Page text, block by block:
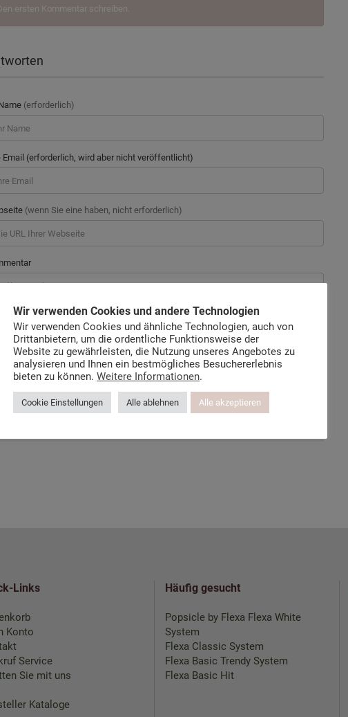
ersten Kommentar schreiben.
(erforderlich)
Email (erforderlich, wird aber nicht veröffentlicht)
(wenn Sie eine haben, nicht erforderlich)
Links
Konto
Service
Sie mit uns
Kataloge
Häufig gesucht
Popsicle by Flexa Flexa White
System
Flexa Classic System
Flexa Basic Trendy System
Flexa Basic Hit
Wir verwenden Cookies und andere Technologien
Wir verwenden Cookies und ähnliche Technologien, auch von
Drittanbietern, um die ordentliche Funktionsweise der
Website zu gewährleisten, die Nutzung unseres Angebotes zu
analysieren und Ihnen ein bestmögliches Besuchererlebnis
bieten zu können. Weitere Informationen.
Cookie Einstellungen Alle ablehnen Alle akzeptieren